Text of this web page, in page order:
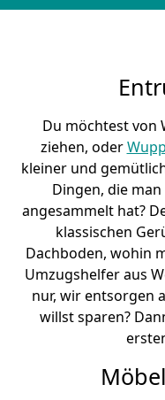
Du möchtest von
ziehen, oder
kleiner und
Dingen, die
angesammelt hat?
klassischen
Dachboden, wohin
Umzugshelfer aus
nur, wir entsorgen
willst sparen?